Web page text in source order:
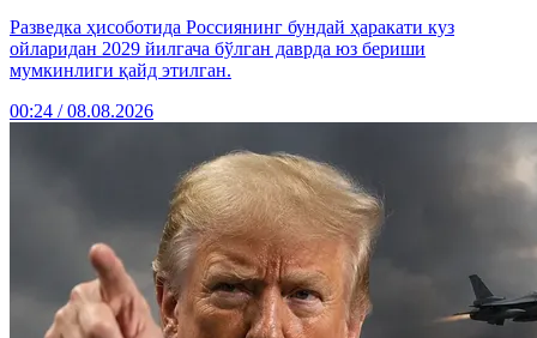
Разведка ҳисоботида Россиянинг бундай ҳаракати куз
ойларидан 2029 йилгача бўлган даврда юз бериши
мумкинлиги қайд этилган.
00:24 / 08.08.2026